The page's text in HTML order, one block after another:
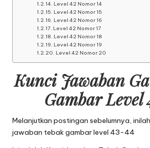
Level 42 Nomor 14
Level 42 Nomor 15
Level 42 Nomor 16
Level 42 Nomor 17
Level 42 Nomor 18
Level 42 Nomor 19
Level 42 Nomor 20
Kunci Jawaban
Gambar Level
Melanjutkan postingan sebelumnya,
jawaban tebak gambar level 43-44